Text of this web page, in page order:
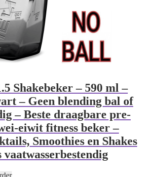
Shakebeker – 590 ml –
– Geen blending bal of
– Beste draagbare pre-
eiwit fitness beker –
Smoothies en Shakes
vaatwasserbestendig